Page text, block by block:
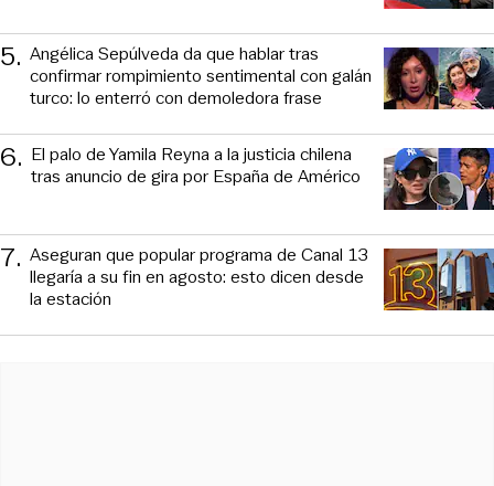
5. Angélica Sepúlveda da que hablar tras
confirmar rompimiento sentimental con galán
turco: lo enterró con demoledora frase
6. El palo de Yamila Reyna a la justicia chilena
tras anuncio de gira por España de Américo
7. Aseguran que popular programa de Canal 13
llegaría a su fin en agosto: esto dicen desde
la estación